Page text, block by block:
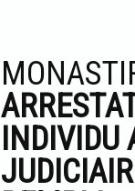
INDIVIDU